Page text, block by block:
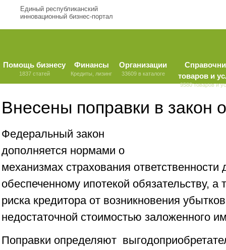
Единый республиканский
инновационный бизнес-портал
Помощь бизнесу
1837 статей
Финансы
Кредиты, лизинг
Организации
33609 в каталоге
товаров и
9580 товаров и
Внесены поправки в закон
Федеральный закон
дополняется нормами о
механизмах страхования ответственности
обеспеченному ипотекой обязательству, а
риска кредитора от возникновения
недостаточной стоимостью заложенного
Поправки определяют